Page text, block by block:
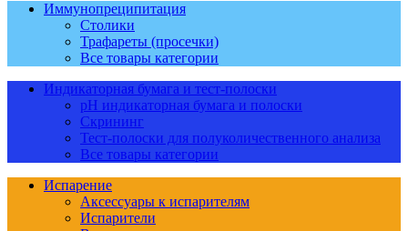
Иммунопреципитация
Столики
Трафареты (просечки)
Все товары категории
Индикаторная бумага и тест-полоски
pH индикаторная бумага и полоски
Скрининг
Тест-полоски для полуколичественного анализа
Все товары категории
Испарение
Аксессуары к испарителям
Испарители